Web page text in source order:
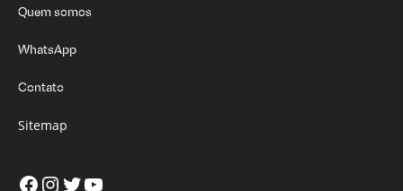
Quem somos
WhatsApp
Contato
Sitemap
Facebook
Instagram
Twitter
Youtube